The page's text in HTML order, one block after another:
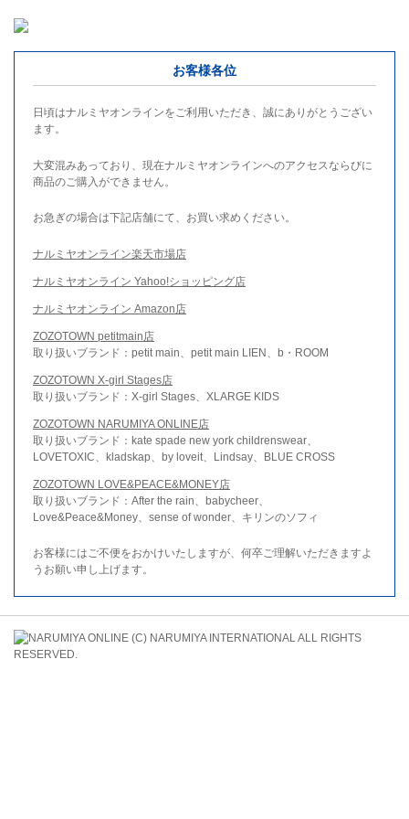
お客様各位
日頃はナルミヤオンラインをご利用いただき、誠にありがとうござい
ます。
大変混みあっており、現在ナルミヤオンラインへのアクセスならびに
商品のご購入ができません。
お急ぎの場合は下記店舗にて、お買い求めください。
ナルミヤオンライン楽天市場店
ナルミヤオンライン Yahoo!ショッピング店
ナルミヤオンライン Amazon店
ZOZOTOWN petitmain店
取り扱いブランド：petit main、petit main LIEN、b・ROOM
ZOZOTOWN X-girl Stages店
取り扱いブランド：X-girl Stages、XLARGE KIDS
ZOZOTOWN NARUMIYA ONLINE店
取り扱いブランド：kate spade new york childrenswear、
LOVETOXIC、kladskap、by loveit、Lindsay、BLUE CROSS
ZOZOTOWN LOVE&PEACE&MONEY店
取り扱いブランド：After the rain、babycheer、
Love&Peace&Money、sense of wonder、キリンのソフィ
お客様にはご不便をおかけいたしますが、何卒ご理解いただきますよ
うお願い申し上げます。